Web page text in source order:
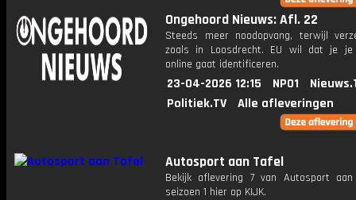
Ongehoord Nieuws: Afl. 22
Steeds meer noodopvang, terwijl
zoals in Loosdrecht. EU wil dat je je
online gaat identificeren.
23-04-2026 12:15 NPO1
Politiek.TV
Alle afleveringen
Autosport aan Tafel
Bekijk aflevering 7 van Autosport
seizoen 1 hier op KIJK.